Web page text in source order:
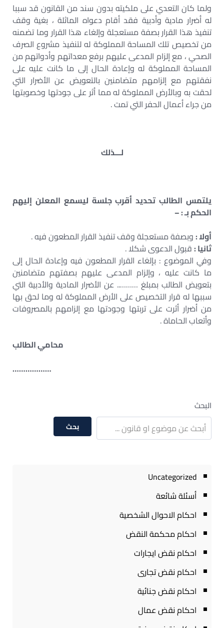
ولما كان التعدي على ملكيته بدون سند من القانون قد سببا
له أضرار مادية وأدبية فقد أقام دعواه الماثلة ، بغية وقف
تنفيذ هذا القرار بصفة مستعجلة وإلغاء هذا القرار وما تضمنه
من تخصيص تلك المساحة المملوكة له لتنفيذ مشروع الصرف
الصحي ، مع إلزام المدعى عليهم برفع معداتهم وأدواتهم من
المساحة المملوكة له وإعادة الحال إلى ما كانت عليه على
نفقتهم مع إلزامهم متضامنين بالتعويض عن الأضرار التي
لحقت به وبالأرض المملوكة له مما أثر على جودتها وخصوبتها
من جراء أعمال الحفر التي تمت .
لـــذلك
يلتمس الطالب تحديد أقرب جلسة ليسمع المعلن إليهم
الحكم بـ : –
أولا :وبصفة مستعجلة وقف تنفيذ القرار المطعون فيه .
ثانيا :قبول الدعوى شكلا .
وفي الموضوع : بإلغاء القرار المطعون فيه وإعادة الحال إلى
ما كانت عليه ، وإلزام المدعى عليهم بصفتهم متضامنين
بتعويض الطالب بمبلغ ……….. عن الأضرار المادية والأدبية التي
سببها له قرار التخصيص على الأرض المملوكة له وما لحق بها
من أضرار أثرت على تربتها وجودتها مع إلزامهم بالمصروفات
وأتعاب الحاماة .
محامي الطالب
………………
البحث
بحث
Uncategorized
أسئلة شائعة
احكام الاحوال الشخصية
احكام محكمة النقض
احكام نقض ايجارات
احكام نقض تجارى
احكام نقض جنائية
احكام نقض عمال